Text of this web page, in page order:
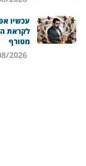
עכשיו
לקראת
מטורף